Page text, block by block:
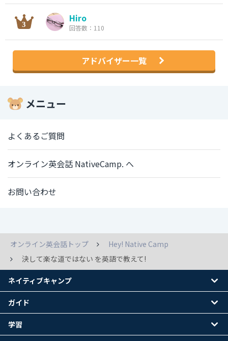
Hiro
回答数：110
アドバイザー一覧
メニュー
よくあるご質問
オンライン英会話 NativeCamp. へ
お問い合わせ
オンライン英会話トップ
Hey! Native Camp
決して楽な道ではない を英語で教えて!
ネイティブキャンプ
ガイド
学習